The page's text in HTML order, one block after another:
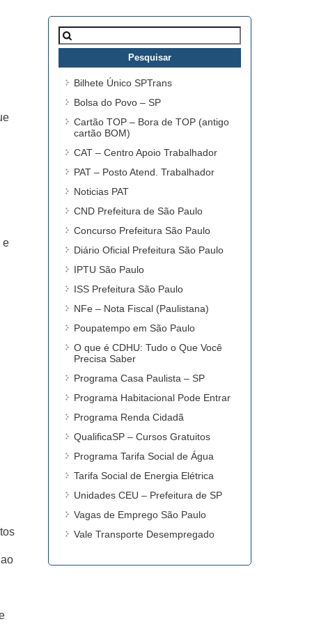
e
Pesquisar
por:
Bilhete Único SPTrans
Bolsa do Povo – SP
Cartão TOP – Bora de TOP (antigo
cartão BOM)
CAT – Centro Apoio Trabalhador
PAT – Posto Atend. Trabalhador
Noticias PAT
CND Prefeitura de São Paulo
Concurso Prefeitura São Paulo
Diário Oficial Prefeitura São Paulo
IPTU São Paulo
ISS Prefeitura São Paulo
NFe – Nota Fiscal (Paulistana)
Poupatempo em São Paulo
O que é CDHU: Tudo o Que Você
Precisa Saber
Programa Casa Paulista – SP
Programa Habitacional Pode Entrar
Programa Renda Cidadã
QualificaSP – Cursos Gratuitos
Programa Tarifa Social de Água
Tarifa Social de Energia Elétrica
Unidades CEU – Prefeitura de SP
Vagas de Emprego São Paulo
Vale Transporte Desempregado